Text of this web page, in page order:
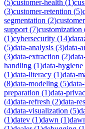
(5)customer-health (1)
(3)customer-retention (5)
segmentation (2)
support (7)customization
(1)cybersecurity (14)
(5)data-analysis (3)data-
(3)data-extraction (2)
handling (1)data-hygiene
(1)data-literacy (1)data-
(8)data-modeling (5)
preparation (1)data-
(4)data-refresh (2)data-
(4)data-visualization (5)
(1)datev (1)dawn (1)